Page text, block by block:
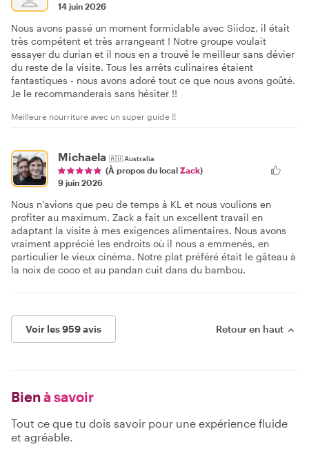
14 juin 2026
Nous avons passé un moment formidable avec Siidoz, il était
très compétent et très arrangeant ! Notre groupe voulait
essayer du durian et il nous en a trouvé le meilleur sans dévier
du reste de la visite. Tous les arrêts culinaires étaient
fantastiques - nous avons adoré tout ce que nous avons goûté.
Je le recommanderais sans hésiter !!
Meilleure nourriture avec un super guide !!
Michaela 🇦🇺Australia
(À propos du local Zack)
9 juin 2026
Nous n'avions que peu de temps à KL et nous voulions en
profiter au maximum. Zack a fait un excellent travail en
adaptant la visite à mes exigences alimentaires. Nous avons
vraiment apprécié les endroits où il nous a emmenés, en
particulier le vieux cinéma. Notre plat préféré était le gâteau à
la noix de coco et au pandan cuit dans du bambou.
Voir les 959 avis Retour en haut
Bien à savoir
Tout ce que tu dois savoir pour une expérience fluide
et agréable.